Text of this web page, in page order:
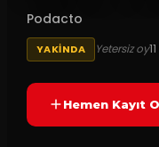
Podacto
YAKINDA Yetersiz oy11
Hemen Kayıt